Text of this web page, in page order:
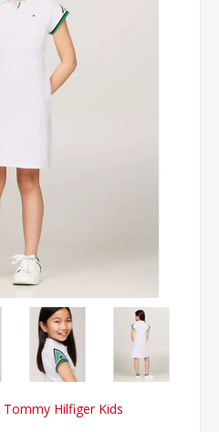
Tommy Hilfiger Kids